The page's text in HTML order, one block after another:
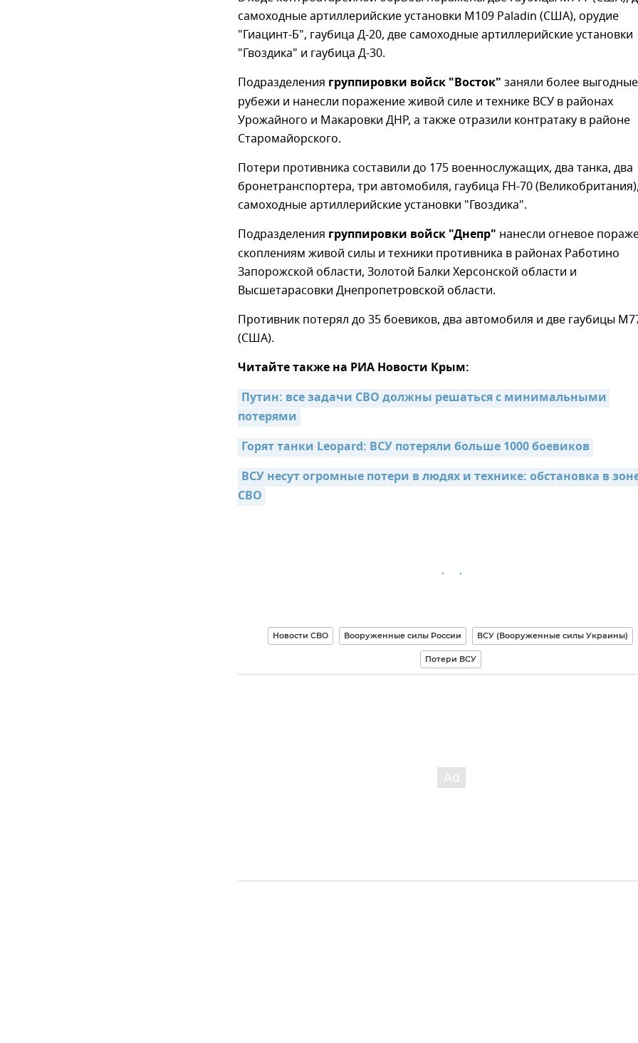
самоходные артиллерийские установки М109 Paladin (США), орудие
"Гиацинт-Б", гаубица Д-20, две самоходные артиллерийские установки
"Гвоздика" и гаубица Д-30.
Подразделения группировки войск "Восток" заняли более выгодные
рубежи и нанесли поражение живой силе и технике ВСУ в районах
Урожайного и Макаровки ДНР, а также отразили контратаку в районе
Старомайорского.
Потери противника составили до 175 военнослужащих, два танка, два
бронетранспортера, три автомобиля, гаубица FH-70
самоходные артиллерийские установки "Гвоздика".
Подразделения группировки войск "Днепр" нанесли огневое
скоплениям живой силы и техники противника в районах Работино
Запорожской области, Золотой Балки Херсонской области и
Высшетарасовки Днепропетровской области.
Противник потерял до 35 боевиков, два автомобиля и две гаубицы
(США).
Читайте также на РИА Новости Крым:
Путин: все задачи СВО должны решаться с минимальными
потерями
Горят танки Leopard: ВСУ потеряли больше 1000 боевиков
ВСУ несут огромные потери в людях и технике: обстановка в
СВО
Новости СВО Вооруженные силы России ВСУ (Вооруженные силы Украины)
Потери ВСУ